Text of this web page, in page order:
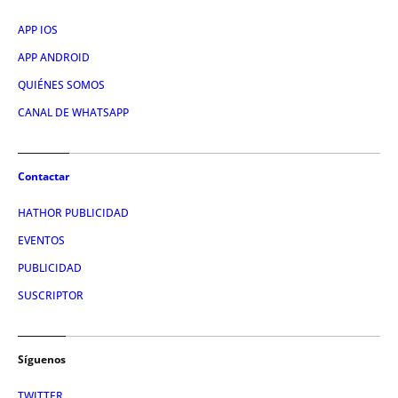
APP IOS
APP ANDROID
QUIÉNES SOMOS
CANAL DE WHATSAPP
Contactar
HATHOR PUBLICIDAD
EVENTOS
PUBLICIDAD
SUSCRIPTOR
Síguenos